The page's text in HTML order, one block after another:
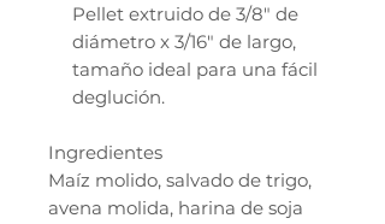
Pellet extruido de 3/8" de
diámetro x 3/16" de largo,
tamaño ideal para una fácil
deglución.
Ingredientes
Maíz molido, salvado de trigo,
avena molida, harina de soja